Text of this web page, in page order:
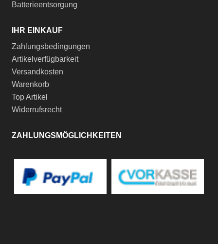
Batterieentsorgung
IHR EINKAUF
Zahlungsbedingungen
Artikelverfügbarkeit
Versandkosten
Warenkorb
Top Artikel
Widerrufsrecht
ZAHLUNGSMÖGLICHKEITEN